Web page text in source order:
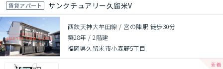
賃貸アパート サンクチュアリー久留米V
西鉄天神大牟田線 / 宮の陣駅 徒歩30分
築28年 /2階建
福岡県久留米市小森野5丁目